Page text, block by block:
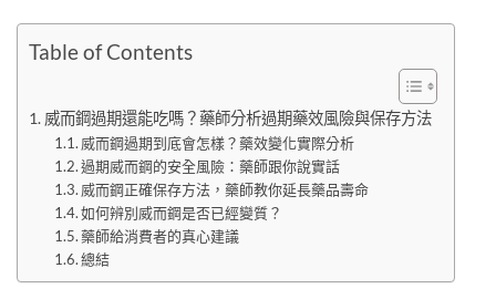
Table of Contents
威而鋼過期還能吃嗎？藥師分析過期藥效風險與保存方法
威而鋼過期到底會怎樣？藥效變化實際分析
過期威而鋼的安全風險：藥師跟你說實話
威而鋼正確保存方法，藥師教你延長藥品壽命
如何辨別威而鋼是否已經變質？
藥師給消費者的真心建議
總結